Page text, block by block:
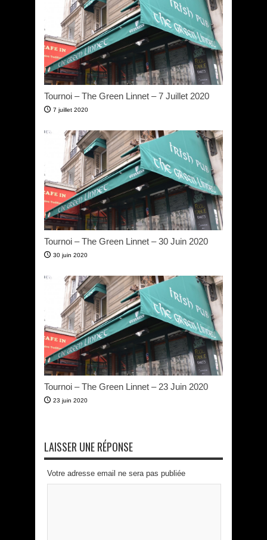
Tournoi – The Green Linnet – 7 Juillet 2020
7 juillet 2020
Tournoi – The Green Linnet – 30 Juin 2020
30 juin 2020
Tournoi – The Green Linnet – 23 Juin 2020
23 juin 2020
LAISSER UNE RÉPONSE
Votre adresse email ne sera pas publiée